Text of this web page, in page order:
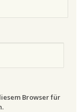
Browser für